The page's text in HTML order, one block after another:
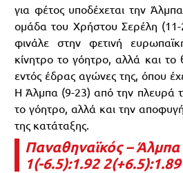
για φέτος υποδέχεται την
ομάδα του Χρήστου Σερέλη (11-
φινάλε στην φετινή
κίνητρο το γόητρο, αλλά και το
εντός έδρας αγώνες της, όπου
Η Άλμπα (9-23) από την πλευρά
το γόητρο, αλλά και την
της κατάταξης.
Παναθηναϊκός –
1(-6.5):1.92 2(+6.5):1.89